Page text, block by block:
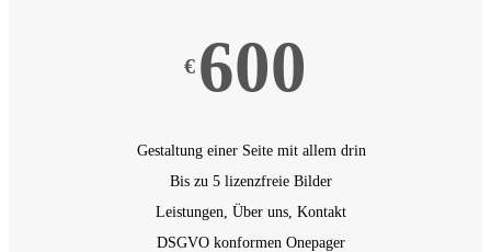
€ 600
Gestaltung einer Seite mit allem drin
Bis zu 5 lizenzfreie Bilder
Leistungen, Über uns, Kontakt
DSGVO konformen Onepager